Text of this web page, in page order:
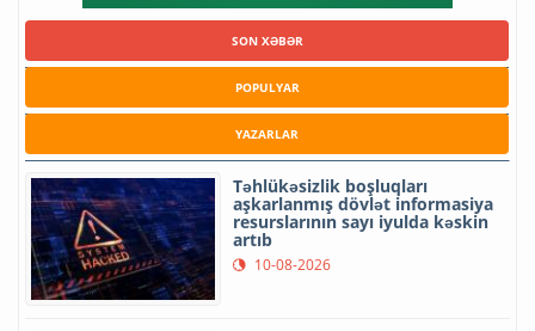
SON XƏBƏR
POPULYAR
YAZARLAR
Təhlükəsizlik boşluqları
aşkarlanmış dövlət informasiya
resurslarının sayı iyulda kəskin
artıb
10-08-2026